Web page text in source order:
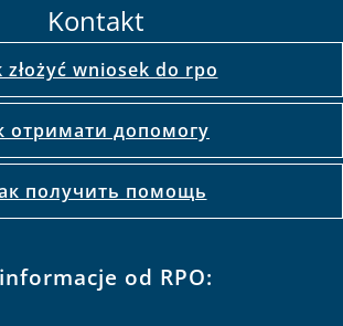
Kontakt
złożyć wniosek do rpo
отримати допомогу
получить помощь
od RPO: